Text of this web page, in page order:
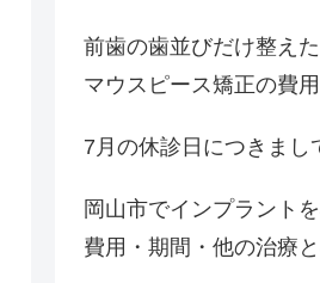
前歯の歯並びだけ整え
マウスピース矯正の費
7月の休診日につきまし
岡山市でインプラント
費用・期間・他の治療